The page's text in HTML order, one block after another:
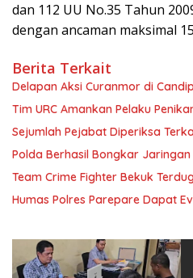
dan 112 UU No.35 Tahun
dengan ancaman maksimal
Berita Terkait
Delapan Aksi Curanmor di
Tim URC Amankan Pelaku
Sejumlah Pejabat Diperiksa
Polda Berhasil Bongkar
Team Crime Fighter Bekuk
Humas Polres Parepare Dapat